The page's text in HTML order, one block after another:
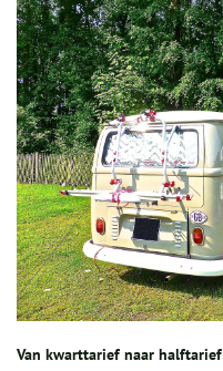
Van kwarttarief naar halftarief